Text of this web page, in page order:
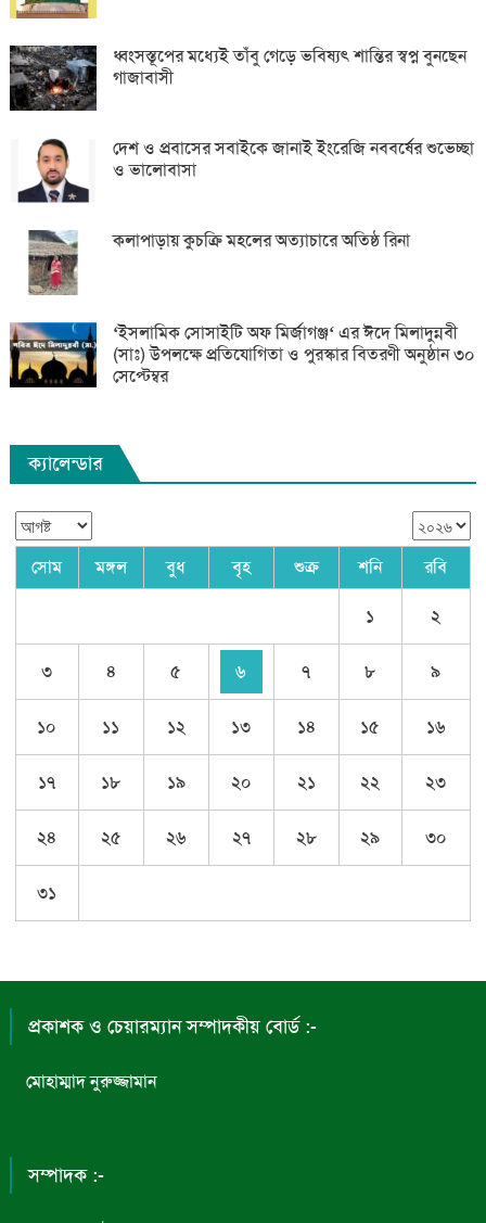
ধ্বংসস্তূপের মধ্যেই তাঁবু গেড়ে ভবিষ্যৎ শান্তির স্বপ্ন বুনছেন
গাজাবাসী
দেশ ও প্রবাসের সবাইকে জানাই ইংরেজি নববর্ষের শুভেচ্ছা
ও ভালোবাসা
কলাপাড়ায় কুচক্রি মহলের অত্যাচারে অতিষ্ঠ রিনা
‘ইসলামিক সোসাইটি অফ মির্জাগঞ্জ‘ এর ঈদে মিলাদুন্নবী
(সাঃ) উপলক্ষে প্রতিযোগিতা ও পুরস্কার বিতরণী অনুষ্ঠান ৩০
সেপ্টেম্বর
ক্যালেন্ডার
সোম মঙ্গল বুধ বৃহ শুক্র শনি রবি
১ ২
৩ ৪ ৫ ৬ ৭ ৮ ৯
১০ ১১ ১২ ১৩ ১৪ ১৫ ১৬
১৭ ১৮ ১৯ ২০ ২১ ২২ ২৩
২৪ ২৫ ২৬ ২৭ ২৮ ২৯ ৩০
৩১
প্রকাশক ও চেয়ারম্যান সম্পাদকীয় বোর্ড :-
মোহাম্মাদ নুরুজ্জামান
সম্পাদক :-